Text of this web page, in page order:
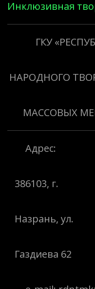
Инклюзивная
«Творить добро»
ГКУ
НАРОДНОГО
МАССОВЫХ
Адрес:
386103, г.
Назрань, ул.
Газдиева 62